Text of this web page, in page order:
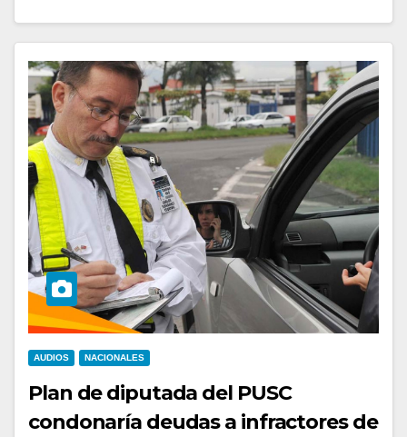
AUDIOS NACIONALES
Plan de diputada del PUSC
condonaría deudas a infractores de